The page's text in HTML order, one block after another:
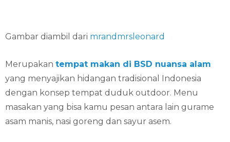
Gambar diambil dari mrandmrsleonard
Merupakan tempat makan di BSD nuansa alam
yang menyajikan hidangan tradisional Indonesia
dengan konsep tempat duduk outdoor. Menu
masakan yang bisa kamu pesan antara lain gurame
asam manis, nasi goreng dan sayur asem.